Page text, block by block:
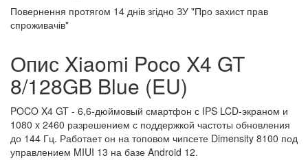
Повернення протягом 14 днів згідно ЗУ "Про захист прав
спроживачів"
Опис Xiaomi Poco X4 GT
8/128GB Blue (EU)
POCO X4 GT - 6,6-дюймовый смартфон с IPS LCD-экраном и
1080 x 2460 разрешением с поддержкой частоты обновления
до 144 Гц. Работает он на топовом чипсете Dimensity 8100 под
управлением MIUI 13 на базе Android 12.